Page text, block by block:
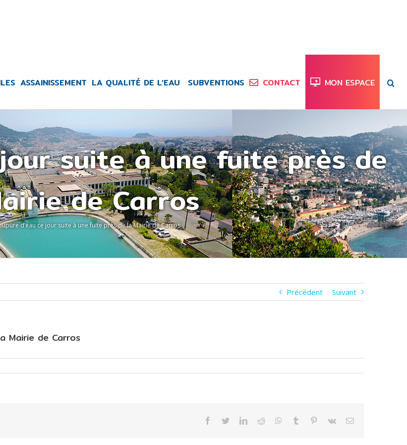
ASSAINISSEMENT LA QUALITÉ DE L’EAU SUBVENTIONS CONTACT MON ESPACE
suite à une fuite près de
de Carros
d’eau ce jour suite à une fuite près de la Mairie de Carros
Précédent Suivant
Mairie de Carros
Facebook
TwitterLinkedIn
Reddit WhatsApp
Tumblr Pinterest
Vk Email